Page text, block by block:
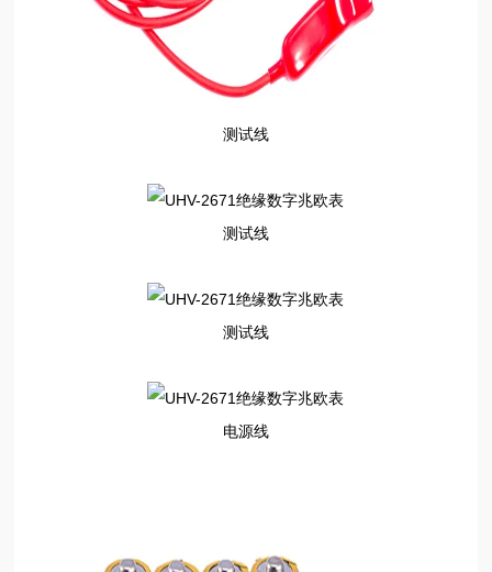
测试线
测试线
测试线
电源线